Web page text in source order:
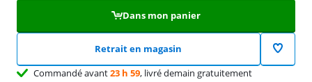
Dans mon panier
Retrait en magasin
Commandé avant23 h 59, livré demain gratuitement